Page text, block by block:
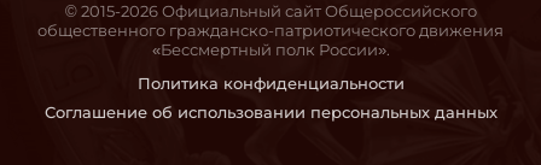
Политика конфиденциальности
Соглашение об использовании персональных данных
© 2015-2026 Официальный сайт Общероссийского
общественного гражданско-патриотического движения
«Бессмертный полк России».